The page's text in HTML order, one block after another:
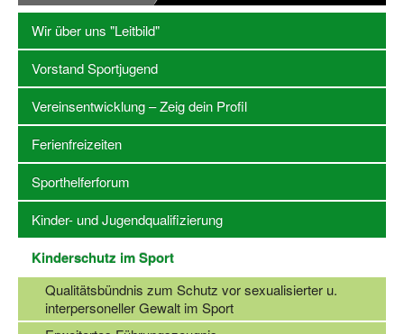
Termine
Sportabzeichen
Downloadbereich
Newsletter Anmeldung
Stellenangebote SSB Dortmund
Vereine
Vereinssuche
Übungsleiterbörse
Sportanlagen in Dortmund
Wir über uns "Leitbild"
Vorstand Sportjugend
Vereinsentwicklung – Zeig dein Profil
Ferienfreizeiten
Sporthelferforum
Kinder- und Jugendqualifizierung
Kinderschutz im Sport
Qualitätsbündnis zum Schutz vor sexualisierter u.
interpersoneller Gewalt im Sport